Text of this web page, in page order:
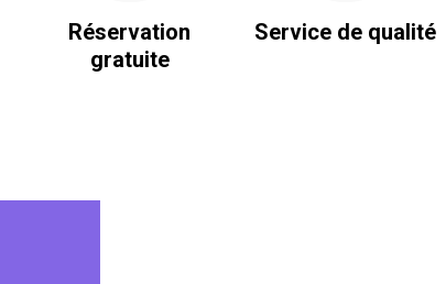
Réservation
gratuite
Service de qualité